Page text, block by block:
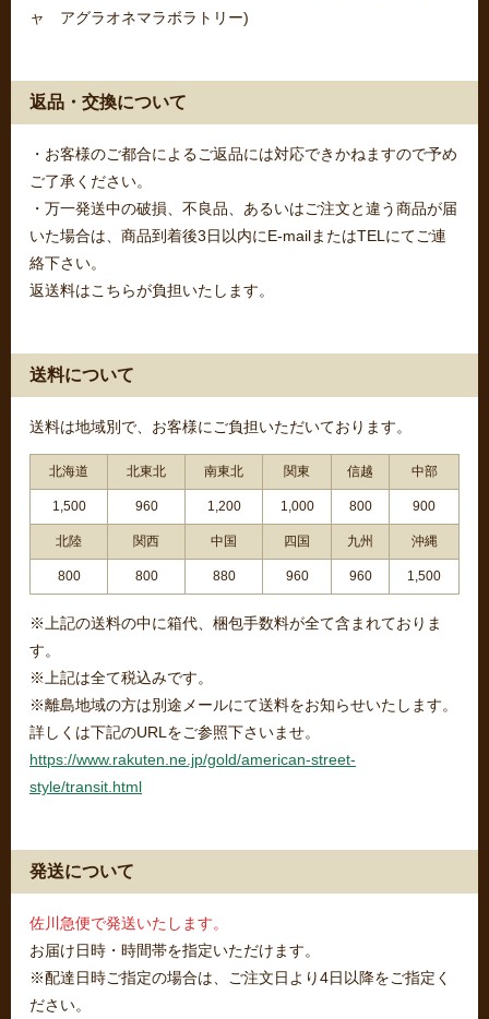
ャ アグラオネマラボラトリー)
返品・交換について
・お客様のご都合によるご返品には対応できかねますので予め
ご了承ください。
・万一発送中の破損、不良品、あるいはご注文と違う商品が届
いた場合は、商品到着後3日以内にE-mailまたはTELにてご連
絡下さい。
返送料はこちらが負担いたします。
送料について
送料は地域別で、お客様にご負担いただいております。
北海道 北東北 南東北 関東 信越 中部
1,500 960 1,200 1,000 800 900
北陸 関西 中国 四国 九州 沖縄
800 800 880 960 960 1,500
※上記の送料の中に箱代、梱包手数料が全て含まれておりま
す。
※上記は全て税込みです。
※離島地域の方は別途メールにて送料をお知らせいたします。
詳しくは下記のURLをご参照下さいませ。
https://www.rakuten.ne.jp/gold/american-street-
style/transit.html
発送について
佐川急便で発送いたします。
お届け日時・時間帯を指定いただけます。
※配達日時ご指定の場合は、ご注文日より4日以降をご指定く
ださい。